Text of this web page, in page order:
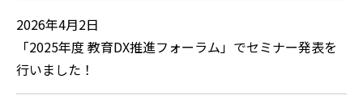
2026年4月2日
「2025年度 教育DX推進フォーラム」でセミナー発表を
行いました！